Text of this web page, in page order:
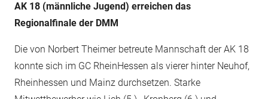
AK 18 (männliche Jugend) erreichen das
Regionalfinale der DMM
Die von Norbert Theimer betreute Mannschaft der AK 18
konnte sich im GC RheinHessen als vierer hinter Neuhof,
Rheinhessen und Mainz durchsetzen. Starke